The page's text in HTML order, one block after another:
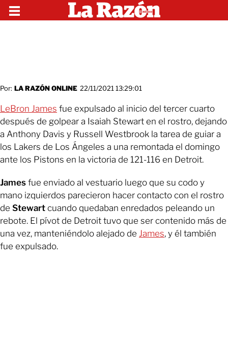
Por: LA RAZÓN ONLINE 22/11/2021 13:29:01
LeBron James fue expulsado al inicio del tercer cuarto
después de golpear a Isaiah Stewart en el rostro, dejando
a Anthony Davis y Russell Westbrook la tarea de guiar a
los Lakers de Los Ángeles a una remontada el domingo
ante los Pistons en la victoria de 121-116 en Detroit.
James fue enviado al vestuario luego que su codo y
mano izquierdos parecieron hacer contacto con el rostro
de Stewart cuando quedaban enredados peleando un
rebote. El pívot de Detroit tuvo que ser contenido más de
una vez, manteniéndolo alejado de James, y él también
fue expulsado.